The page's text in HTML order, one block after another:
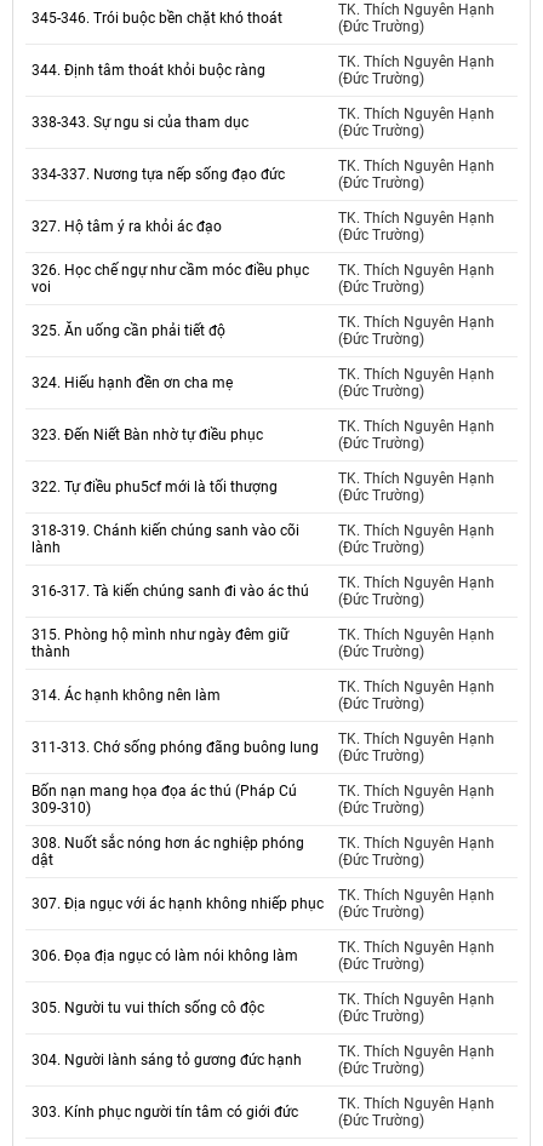
345-346. Trói buộc bền chặt khó thoát
TK. Thích Nguyên Hạnh
(Đức Trường)
344. Định tâm thoát khỏi buộc ràng
TK. Thích Nguyên Hạnh
(Đức Trường)
338-343. Sự ngu si của tham dục
TK. Thích Nguyên Hạnh
(Đức Trường)
334-337. Nương tựa nếp sống đạo đức
TK. Thích Nguyên Hạnh
(Đức Trường)
327. Hộ tâm ý ra khỏi ác đạo
TK. Thích Nguyên Hạnh
(Đức Trường)
326. Học chế ngự như cầm móc điều phục
voi
TK. Thích Nguyên Hạnh
(Đức Trường)
325. Ăn uống cần phải tiết độ
TK. Thích Nguyên Hạnh
(Đức Trường)
324. Hiếu hạnh đền ơn cha mẹ
TK. Thích Nguyên Hạnh
(Đức Trường)
323. Đến Niết Bàn nhờ tự điều phục
TK. Thích Nguyên Hạnh
(Đức Trường)
322. Tự điều phu5cf mới là tối thượng
TK. Thích Nguyên Hạnh
(Đức Trường)
318-319. Chánh kiến chúng sanh vào cõi
lành
TK. Thích Nguyên Hạnh
(Đức Trường)
316-317. Tà kiến chúng sanh đi vào ác thú
TK. Thích Nguyên Hạnh
(Đức Trường)
315. Phòng hộ mình như ngày đêm giữ
thành
TK. Thích Nguyên Hạnh
(Đức Trường)
314. Ác hạnh không nên làm
TK. Thích Nguyên Hạnh
(Đức Trường)
311-313. Chớ sống phóng đãng buông lung
TK. Thích Nguyên Hạnh
(Đức Trường)
Bốn nạn mang họa đọa ác thú (Pháp Cú
309-310)
TK. Thích Nguyên Hạnh
(Đức Trường)
308. Nuốt sắc nóng hơn ác nghiệp phóng
dật
TK. Thích Nguyên Hạnh
(Đức Trường)
307. Địa ngục với ác hạnh không nhiếp phục
TK. Thích Nguyên Hạnh
(Đức Trường)
306. Đọa địa ngục có làm nói không làm
TK. Thích Nguyên Hạnh
(Đức Trường)
305. Người tu vui thích sống cô độc
TK. Thích Nguyên Hạnh
(Đức Trường)
304. Người lành sáng tỏ gương đức hạnh
TK. Thích Nguyên Hạnh
(Đức Trường)
303. Kính phục người tín tâm có giới đức
TK. Thích Nguyên Hạnh
(Đức Trường)